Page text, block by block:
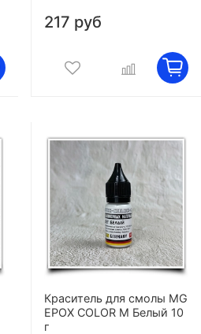
217 руб
Краситель для смолы MG
EPOX COLOR M Белый 10
г